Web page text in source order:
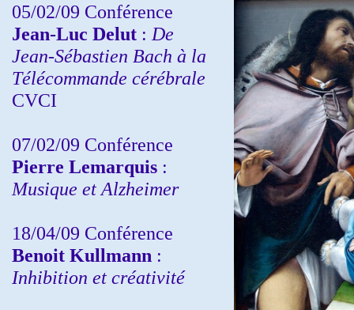
05/02/09 Conférence
Jean-Luc Delut : De
Jean-Sébastien Bach à la
Télécommande cérébrale
CVCI
07/02/09 Conférence
Pierre Lemarquis :
Musique et Alzheimer
18/04/09 Conférence
Benoit Kullmann :
Inhibition et créativité